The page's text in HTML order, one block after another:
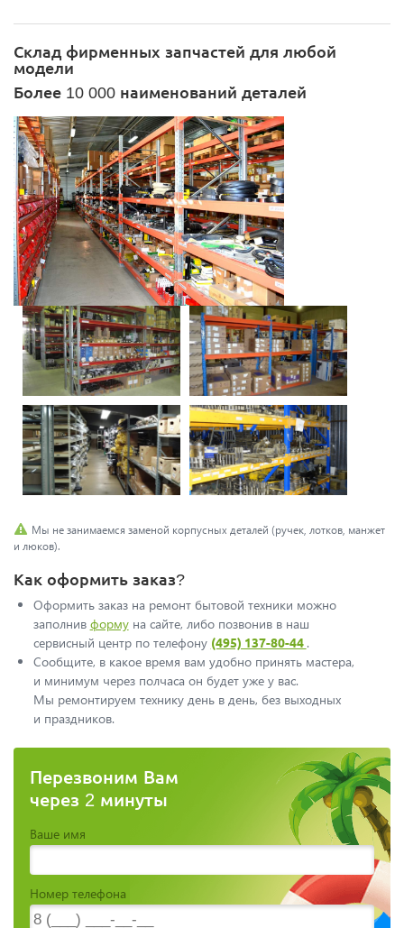
Склад фирменных запчастей для любой
модели
Более 10 000 наименований деталей
Мы не занимаемся заменой корпусных деталей (ручек, лотков, манжет
и люков).
Как оформить заказ?
Оформить заказ на ремонт бытовой техники можно
заполнив формуна сайте, либо позвонив в наш
сервисный центр по телефонy (495) 137-80-44 .
Сообщите, в какое время вам удобно принять мастера,
и минимум через полчаса он будет уже у вас.
Мы ремонтируем технику день в день, без выходных
и праздников.
Перезвоним Вам
через 2 минуты
Ваше имя
Номер телефона